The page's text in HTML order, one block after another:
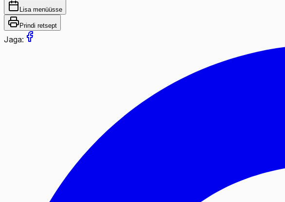
Lisa menüüsse
Prindi retsept
Jaga: